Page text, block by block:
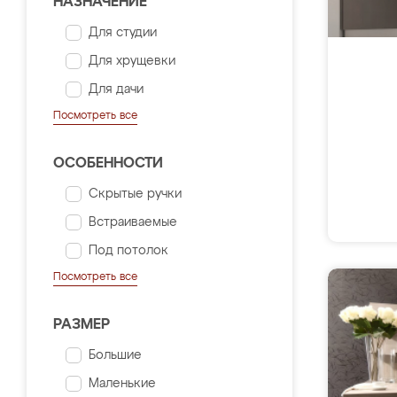
Для студии
Для хрущевки
Для дачи
Посмотреть все
ОСОБЕННОСТИ
Скрытые ручки
Встраиваемые
Под потолок
Посмотреть все
РАЗМЕР
Большие
Маленькие